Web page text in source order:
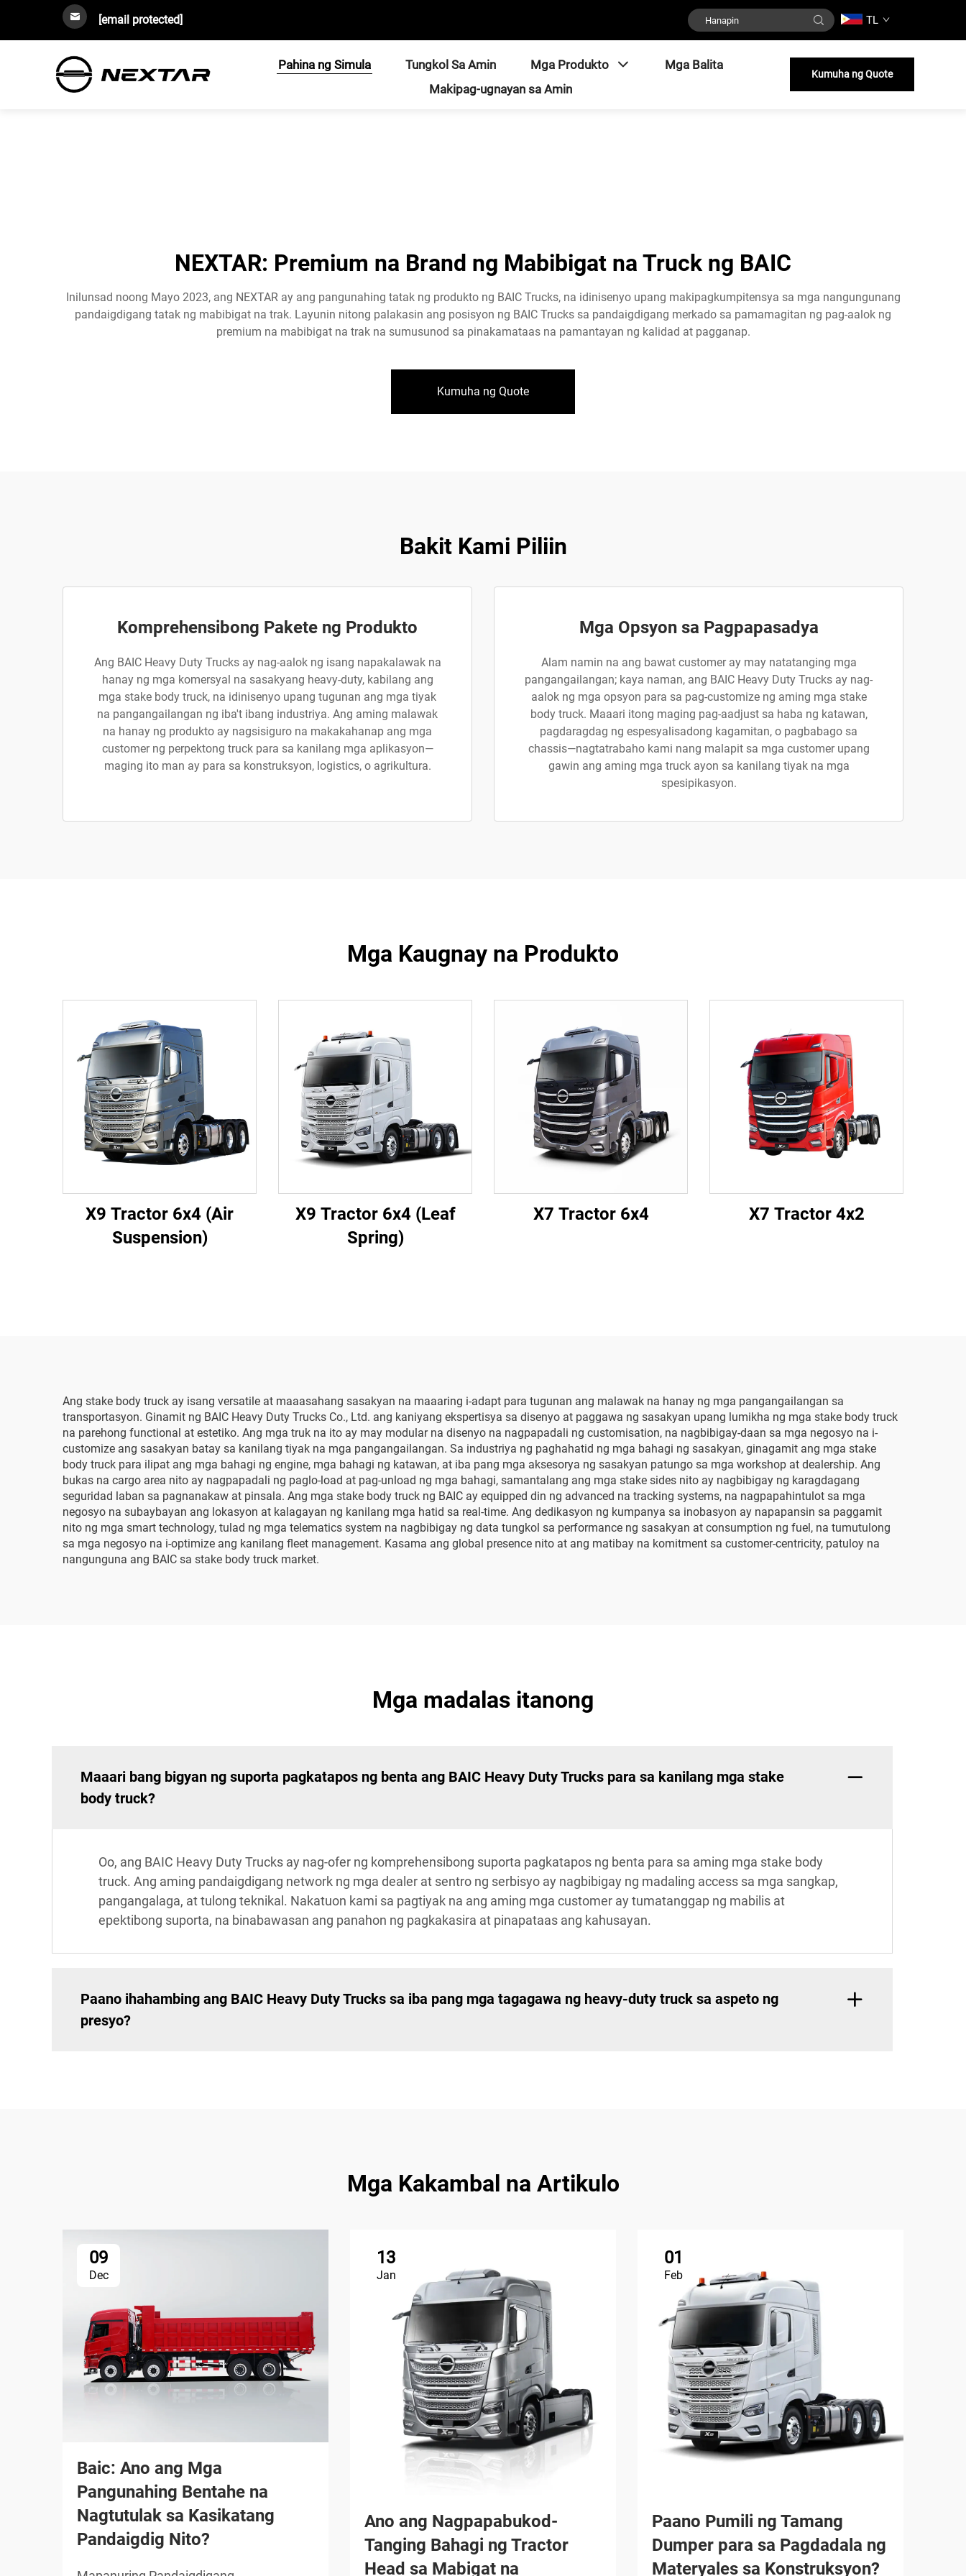
[email protected] TL
Pahina ng Simula Tungkol Sa Amin Mga Produkto
Mga Balita
Makipag-ugnayan sa Amin
Kumuha ng Quote
NEXTAR: Premium na Brand ng Mabibigat na Truck ng BAIC
Inilunsad noong Mayo 2023, ang NEXTAR ay ang pangunahing tatak ng produkto ng BAIC Trucks, na idinisenyo upang makipagkumpitensya sa mga nangungunang
pandaigdigang tatak ng mabibigat na trak. Layunin nitong palakasin ang posisyon ng BAIC Trucks sa pandaigdigang merkado sa pamamagitan ng pag-aalok ng
premium na mabibigat na trak na sumusunod sa pinakamataas na pamantayan ng kalidad at pagganap.
Kumuha ng Quote
Bakit Kami Piliin
Komprehensibong Pakete ng Produkto
Ang BAIC Heavy Duty Trucks ay nag-aalok ng isang napakalawak na
hanay ng mga komersyal na sasakyang heavy-duty, kabilang ang
mga stake body truck, na idinisenyo upang tugunan ang mga tiyak
na pangangailangan ng iba't ibang industriya. Ang aming malawak
na hanay ng produkto ay nagsisiguro na makakahanap ang mga
customer ng perpektong truck para sa kanilang mga aplikasyon—
maging ito man ay para sa konstruksyon, logistics, o agrikultura.
Mga Opsyon sa Pagpapasadya
Alam namin na ang bawat customer ay may natatanging mga
pangangailangan; kaya naman, ang BAIC Heavy Duty Trucks ay nag-
aalok ng mga opsyon para sa pag-customize ng aming mga stake
body truck. Maaari itong maging pag-aadjust sa haba ng katawan,
pagdaragdag ng espesyalisadong kagamitan, o pagbabago sa
chassis—nagtatrabaho kami nang malapit sa mga customer upang
gawin ang aming mga truck ayon sa kanilang tiyak na mga
spesipikasyon.
Mga Kaugnay na Produkto
X9 Tractor 6x4 (Air
Suspension)
X9 Tractor 6x4 (Leaf
Spring)
X7 Tractor 6x4 X7 Tractor 4x2
Ang stake body truck ay isang versatile at maaasahang sasakyan na maaaring i-adapt para tugunan ang malawak na hanay ng mga pangangailangan sa
transportasyon. Ginamit ng BAIC Heavy Duty Trucks Co., Ltd. ang kaniyang ekspertisya sa disenyo at paggawa ng sasakyan upang lumikha ng mga stake body truck
na parehong functional at estetiko. Ang mga truk na ito ay may modular na disenyo na nagpapadali ng customisation, na nagbibigay-daan sa mga negosyo na i-
customize ang sasakyan batay sa kanilang tiyak na mga pangangailangan. Sa industriya ng paghahatid ng mga bahagi ng sasakyan, ginagamit ang mga stake
body truck para ilipat ang mga bahagi ng engine, mga bahagi ng katawan, at iba pang mga aksesorya ng sasakyan patungo sa mga workshop at dealership. Ang
bukas na cargo area nito ay nagpapadali ng paglo-load at pag-unload ng mga bahagi, samantalang ang mga stake sides nito ay nagbibigay ng karagdagang
seguridad laban sa pagnanakaw at pinsala. Ang mga stake body truck ng BAIC ay equipped din ng advanced na tracking systems, na nagpapahintulot sa mga
negosyo na subaybayan ang lokasyon at kalagayan ng kanilang mga hatid sa real-time. Ang dedikasyon ng kumpanya sa inobasyon ay napapansin sa paggamit
nito ng mga smart technology, tulad ng mga telematics system na nagbibigay ng data tungkol sa performance ng sasakyan at consumption ng fuel, na tumutulong
sa mga negosyo na i-optimize ang kanilang fleet management. Kasama ang global presence nito at ang matibay na komitment sa customer-centricity, patuloy na
nangunguna ang BAIC sa stake body truck market.
Mga madalas itanong
Maaari bang bigyan ng suporta pagkatapos ng benta ang BAIC Heavy Duty Trucks para sa kanilang mga stake
body truck?
Oo, ang BAIC Heavy Duty Trucks ay nag-ofer ng komprehensibong suporta pagkatapos ng benta para sa aming mga stake body
truck. Ang aming pandaigdigang network ng mga dealer at sentro ng serbisyo ay nagbibigay ng madaling access sa mga sangkap,
pangangalaga, at tulong teknikal. Nakatuon kami sa pagtiyak na ang aming mga customer ay tumatanggap ng mabilis at
epektibong suporta, na binabawasan ang panahon ng pagkakasira at pinapataas ang kahusayan.
Paano ihahambing ang BAIC Heavy Duty Trucks sa iba pang mga tagagawa ng heavy-duty truck sa aspeto ng
presyo?
Mga Kakambal na Artikulo
09
Dec
Baic: Ano ang Mga
Pangunahing Bentahe na
Nagtutulak sa Kasikatang
Pandaigdig Nito?
13
Jan
Ano ang Nagpapabukod-
Tanging Bahagi ng Tractor
Head sa Mabigat na
01
Feb
Paano Pumili ng Tamang
Dumper para sa Pagdadala ng
Materyales sa Konstruksyon?